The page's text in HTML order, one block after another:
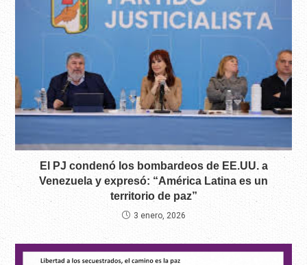
El PJ condenó los bombardeos de EE.UU. a
Venezuela y expresó: “América Latina es un
territorio de paz”
3 enero, 2026